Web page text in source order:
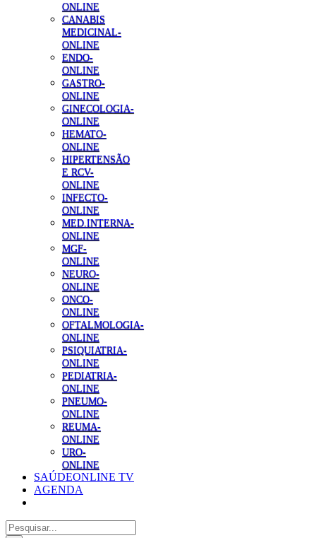
ONLINE
CANABIS
MEDICINAL-
ONLINE
ENDO-
ONLINE
GASTRO-
ONLINE
GINECOLOGIA-
ONLINE
HEMATO-
ONLINE
HIPERTENSÃO
E RCV-
ONLINE
INFECTO-
ONLINE
MED.INTERNA-
ONLINE
MGF-
ONLINE
NEURO-
ONLINE
ONCO-
ONLINE
OFTALMOLOGIA-
ONLINE
PSIQUIATRIA-
ONLINE
PEDIATRIA-
ONLINE
PNEUMO-
ONLINE
REUMA-
ONLINE
URO-
ONLINE
SAÚDEONLINE TV
AGENDA
Pesquisar